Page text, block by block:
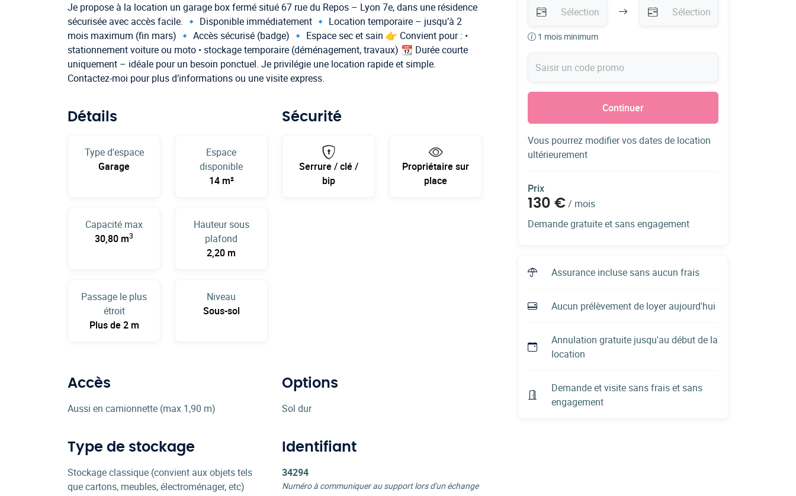
Je propose à la location un garage box fermé situé 67 rue du Repos – Lyon 7e, dans une résidence
sécurisée avec accès facile. 🔹 Disponible immédiatement 🔹 Location temporaire – jusqu’à 2
mois maximum (fin mars) 🔹 Accès sécurisé (badge) 🔹 Espace sec et sain 👉 Convient pour : •
stationnement voiture ou moto • stockage temporaire (déménagement, travaux) 📆 Durée courte
uniquement – idéale pour un besoin ponctuel. Je privilégie une location rapide et simple.
Contactez-moi pour plus d’informations ou une visite express.
Détails
Type d'espace
Garage
Espace
disponible
14 m²
Capacité max
30,80 m3
Hauteur sous
plafond
2,20 m
Passage le plus
étroit
Plus de 2 m
Niveau
Sous-sol
Sécurité
Serrure / clé /
bip
Propriétaire sur
place
Accès
Aussi en camionnette (max 1,90 m)
Options
Sol dur
Type de stockage
Stockage classique (convient aux objets tels
que cartons, meubles, électroménager, etc)
Identifiant
34294
Numéro à communiquer au support lors d'un échange
1 mois minimum
Continuer
Vous pourrez modifier vos dates de location
ultérieurement
Prix
130 €/ mois
Demande gratuite et sans engagement
Assurance incluse sans aucun frais
Aucun prélèvement de loyer aujourd'hui
Annulation gratuite jusqu'au début de la
location
Demande et visite sans frais et sans
engagement